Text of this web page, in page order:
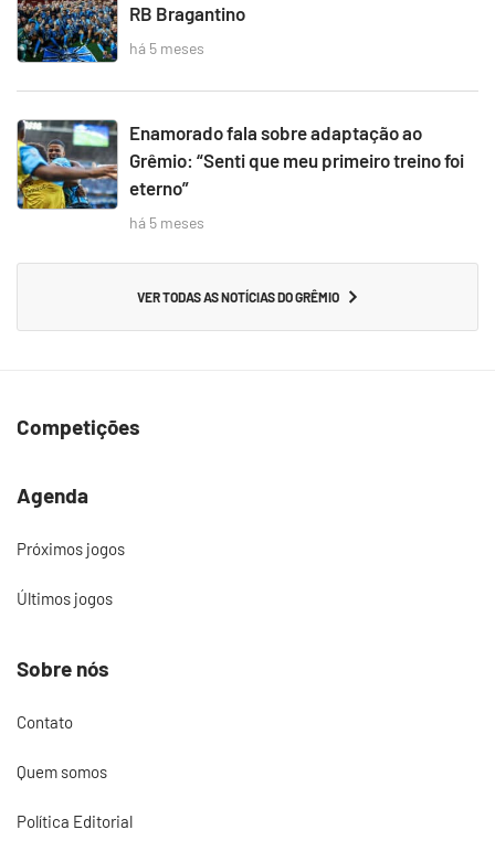
RB Bragantino
há 5 meses
Enamorado fala sobre adaptação ao
Grêmio: “Senti que meu primeiro treino foi
eterno”
há 5 meses
VER TODAS AS NOTÍCIAS DO GRÊMIO
Competições
Agenda
Próximos jogos
Últimos jogos
Sobre nós
Contato
Quem somos
Política Editorial